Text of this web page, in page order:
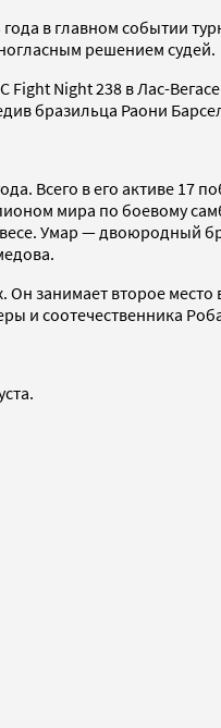
в главном событии
решением судей.
Night 238 в Лас-
бразильца Раони
Всего в его активе
мира по боевому
Умар — двоюродный
Он занимает второе
и соотечественника